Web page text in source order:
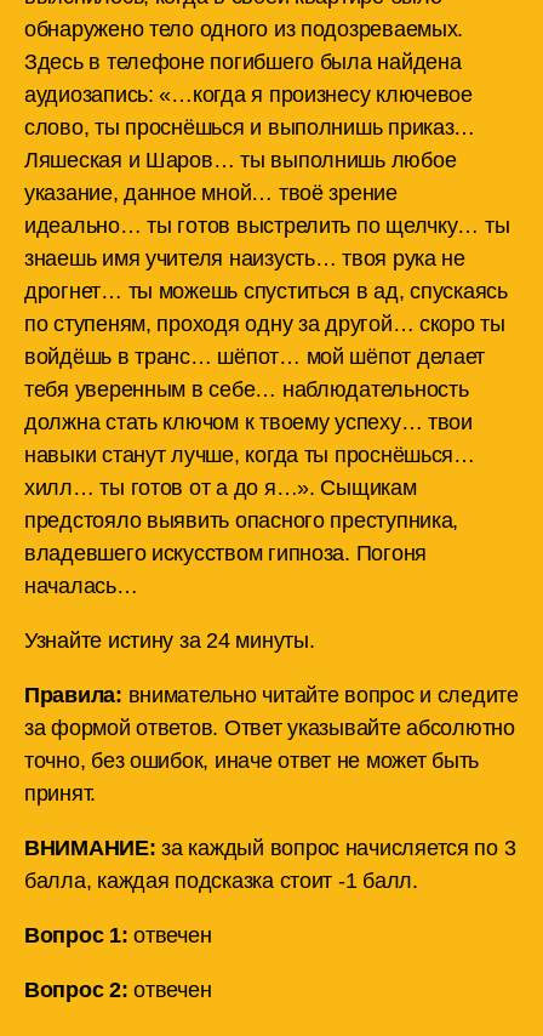
обнаружено тело одного из подозреваемых.
Здесь в телефоне погибшего была найдена
аудиозапись: «…когда я произнесу ключевое
слово, ты проснёшься и выполнишь приказ…
Ляшеская и Шаров… ты выполнишь любое
указание, данное мной… твоё зрение
идеально… ты готов выстрелить по щелчку… ты
знаешь имя учителя наизусть… твоя рука не
дрогнет… ты можешь спуститься в ад, спускаясь
по ступеням, проходя одну за другой… скоро ты
войдёшь в транс… шёпот… мой шёпот делает
тебя уверенным в себе… наблюдательность
должна стать ключом к твоему успеху… твои
навыки станут лучше, когда ты проснёшься…
хилл… ты готов от а до я…». Сыщикам
предстояло выявить опасного преступника,
владевшего искусством гипноза. Погоня
началась…
Узнайте истину за 24 минуты.
Правила: внимательно читайте вопрос и следите
за формой ответов. Ответ указывайте абсолютно
точно, без ошибок, иначе ответ не может быть
принят.
ВНИМАНИЕ: за каждый вопрос начисляется по 3
балла, каждая подсказка стоит -1 балл.
Вопрос 1: отвечен
Вопрос 2: отвечен